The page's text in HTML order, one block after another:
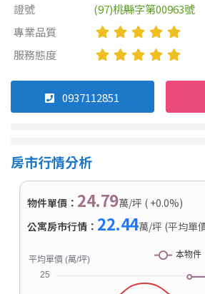
證號
(97)桃縣字第00963號
專業品質
服務態度
0937112851
房市行情分析
物件單價： 24.79萬/坪 ( +0.0%)
公寓房市行情： 22.44萬/坪 (平均單